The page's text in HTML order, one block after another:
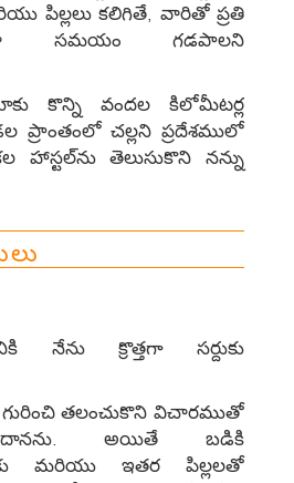
పిల్లలు కలిగితే, వారితో ప్రతి
సమయం గడపాలని
కొన్ని వందల కిలోమీటర్ల
ప్రాంతంలో చల్లని ప్రదేశములో
హాస్టల్‌ను తెలుసుకొని నన్ను
నేను క్రొత్తగా సర్దుకు
తలంచుకొని విచారముతో
అయితే బడికి
మరియు ఇతర పిల్లలతో